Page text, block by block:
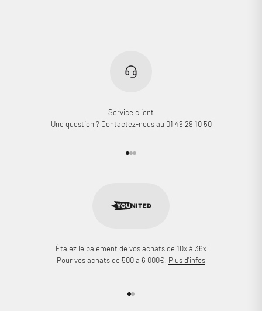
Service client
Une question ? Contactez-nous au 01 49 29 10 50
Aller à l'élément 1
Aller à l'élément 2
Aller à l'élément 3
Étalez le paiement de vos achats de 10x à 36x
Pour vos achats de 500 à 6 000€. Plus d'infos
Aller à l'élément 1
Aller à l'élément 2